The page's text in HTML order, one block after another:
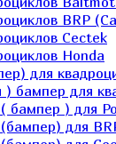
BRP
Cectek
Honda
для
) бампер для
бампер ) для
для